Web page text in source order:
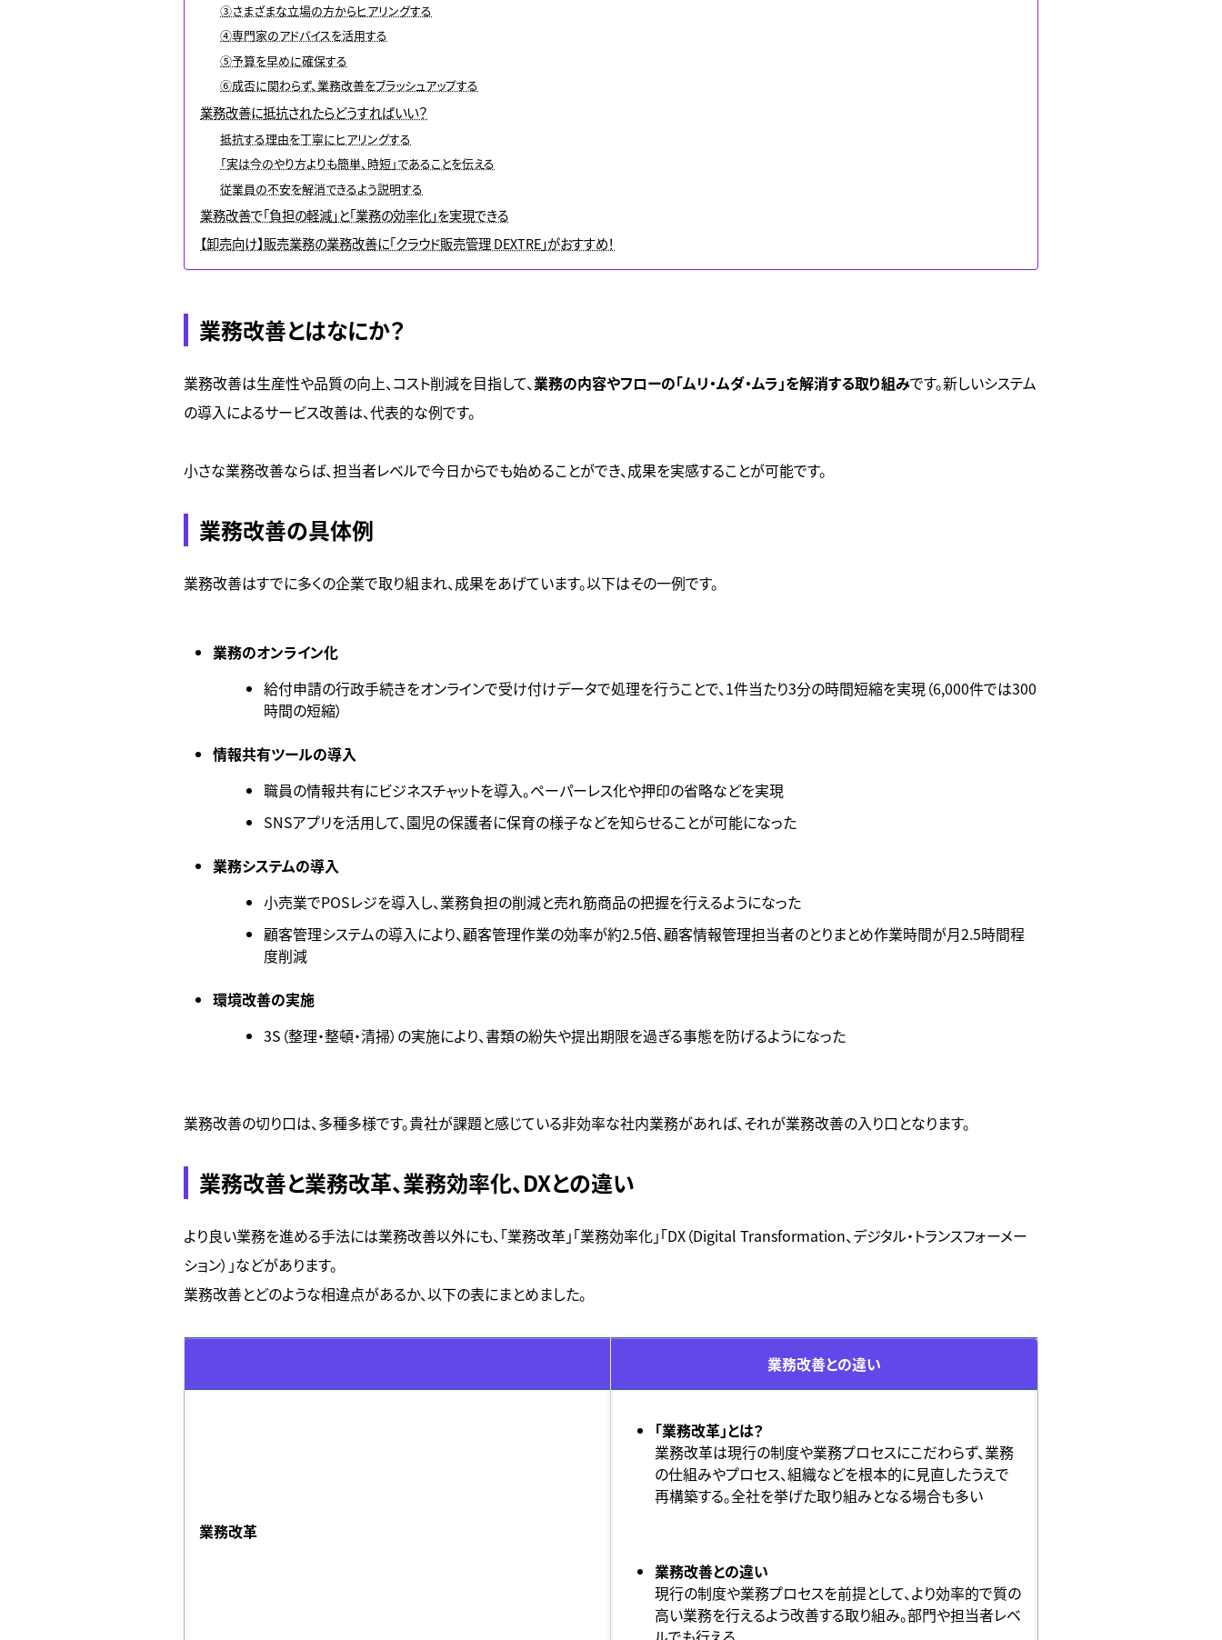
③さまざまな立場の方からヒアリングする
④専門家のアドバイスを活用する
⑤予算を早めに確保する
⑥成否に関わらず、業務改善をブラッシュアップする
業務改善に抵抗されたらどうすればいい？
抵抗する理由を丁寧にヒアリングする
「実は今のやり方よりも簡単、時短」であることを伝える
従業員の不安を解消できるよう説明する
業務改善で「負担の軽減」と「業務の効率化」を実現できる
【卸売向け】販売業務の業務改善に「クラウド販売管理 DEXTRE」がおすすめ！
業務改善とはなにか？
業務改善は生産性や品質の向上、コスト削減を目指して、業務の内容やフローの「ムリ・ムダ・ムラ」を解消する取り組みです。新しいシステム
の導入によるサービス改善は、代表的な例です。
小さな業務改善ならば、担当者レベルで今日からでも始めることができ、成果を実感することが可能です。
業務改善の具体例
業務改善はすでに多くの企業で取り組まれ、成果をあげています。以下はその一例です。
業務のオンライン化
給付申請の行政手続きをオンラインで受け付けデータで処理を行うことで、1件当たり3分の時間短縮を実現（6,000件では300
時間の短縮）
情報共有ツールの導入
職員の情報共有にビジネスチャットを導入。ペーパーレス化や押印の省略などを実現
SNSアプリを活用して、園児の保護者に保育の様子などを知らせることが可能になった
業務システムの導入
小売業でPOSレジを導入し、業務負担の削減と売れ筋商品の把握を行えるようになった
顧客管理システムの導入により、顧客管理作業の効率が約2.5倍、顧客情報管理担当者のとりまとめ作業時間が月2.5時間程
度削減
環境改善の実施
3S（整理・整頓・清掃）の実施により、書類の紛失や提出期限を過ぎる事態を防げるようになった
業務改善の切り口は、多種多様です。貴社が課題と感じている非効率な社内業務があれば、それが業務改善の入り口となります。
業務改善と業務改革、業務効率化、DXとの違い
より良い業務を進める手法には業務改善以外にも、「業務改革」「業務効率化」「DX（Digital Transformation、デジタル・トランスフォーメー
ション）」などがあります。
業務改善とどのような相違点があるか、以下の表にまとめました。
業務改善との違い
業務改革
「業務改革」とは？
業務改革は現行の制度や業務プロセスにこだわらず、業務
の仕組みやプロセス、組織などを根本的に見直したうえで
再構築する。全社を挙げた取り組みとなる場合も多い
業務改善との違い
現行の制度や業務プロセスを前提として、より効率的で質の
高い業務を行えるよう改善する取り組み。部門や担当者レベ